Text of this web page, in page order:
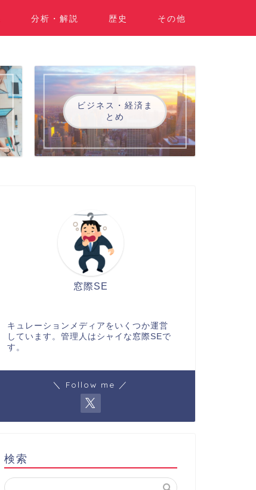
分析・解説 歴史 その他
ビジネス・経済ま
とめ
窓際SE
キュレーションメディアをいくつか運営
しています。管理人はシャイな窓際SEで
す。
＼ Follow me ／
検索